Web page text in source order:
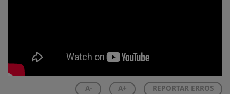
A- A+ REPORTAR ERROS